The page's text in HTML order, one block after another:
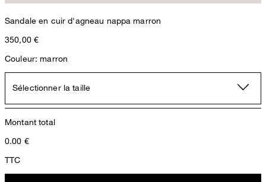
Sandale en cuir d'agneau nappa marron
350,00 €
Couleur: marron
Sélectionner la taille
Montant total
0.00 €
TTC